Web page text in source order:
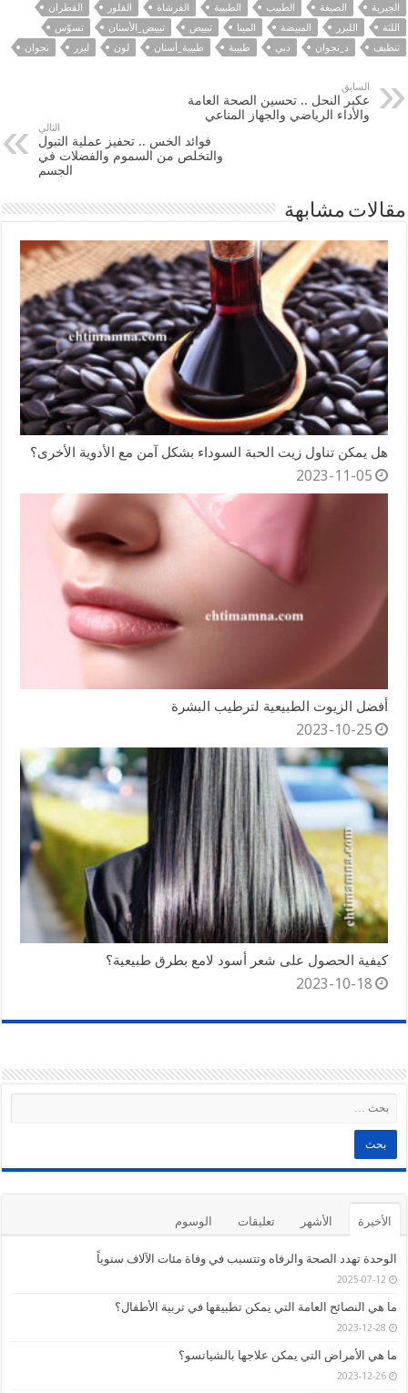
الجيرية الصبغة الطبيب الطبيبة الفرشاة الفلور
القطران
اللثة
الليزر المبيضة المينا تبييض تبييض_الأسنان
تسوّس
تنظيف
د_نجوان دبي طبيبة طبيبة_أسنان لون ليزر نجوان
السابق
عكبر النحل .. تحسين الصحة العامة
والأداء الرياضي والجهاز المناعي
التالي
فوائد الخس .. تحفيز عملية التبول
والتخلص من السموم والفضلات في
الجسم
مقالات مشابهة
هل يمكن تناول زيت الحبة السوداء بشكل آمن مع الأدوية الأخرى؟
2023-11-05
أفضل الزيوت الطبيعية لترطيب البشرة
2023-10-25
كيفية الحصول على شعر أسود لامع بطرق طبيعية؟
2023-10-18
الأخيرة الأشهر تعليقات الوسوم
الوحدة تهدد الصحة والرفاه وتتسبب في وفاة مئات الآلاف سنوياً
2025-07-12
ما هي النصائح العامة التي يمكن تطبيقها في تربية الأطفال؟
2023-12-28
ما هي الأمراض التي يمكن علاجها بالشياتسو؟
2023-12-26